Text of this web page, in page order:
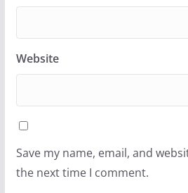
Website
Save my name, email, and
the next time I comment.